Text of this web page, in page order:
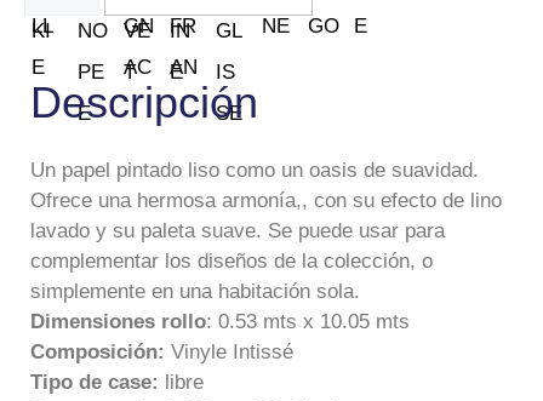
Descripción
Un papel pintado liso como un oasis de suavidad.
Ofrece una hermosa armonía,, con su efecto de lino
lavado y su paleta suave. Se puede usar para
complementar los diseños de la colección, o
simplemente en una habitación sola.
Dimensiones rollo: 0.53 mts x 10.05 mts
Composición: Vinyle Intissé
Tipo de case: libre